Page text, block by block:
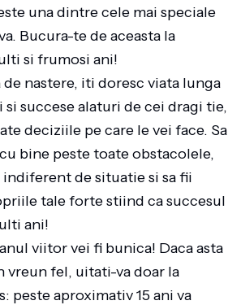
una dintre cele mai speciale
Bucura-te de aceasta la
si frumosi ani!
nastere, iti doresc viata lunga
succese alaturi de cei dragi tie,
deciziile pe care le vei face. Sa
bine peste toate obstacolele,
de situatie si sa fii
tale forte stiind ca succesul
ani!
viitor vei fi bunica! Daca asta
vreun fel, uitati-va doar la
peste aproximativ 15 ani va